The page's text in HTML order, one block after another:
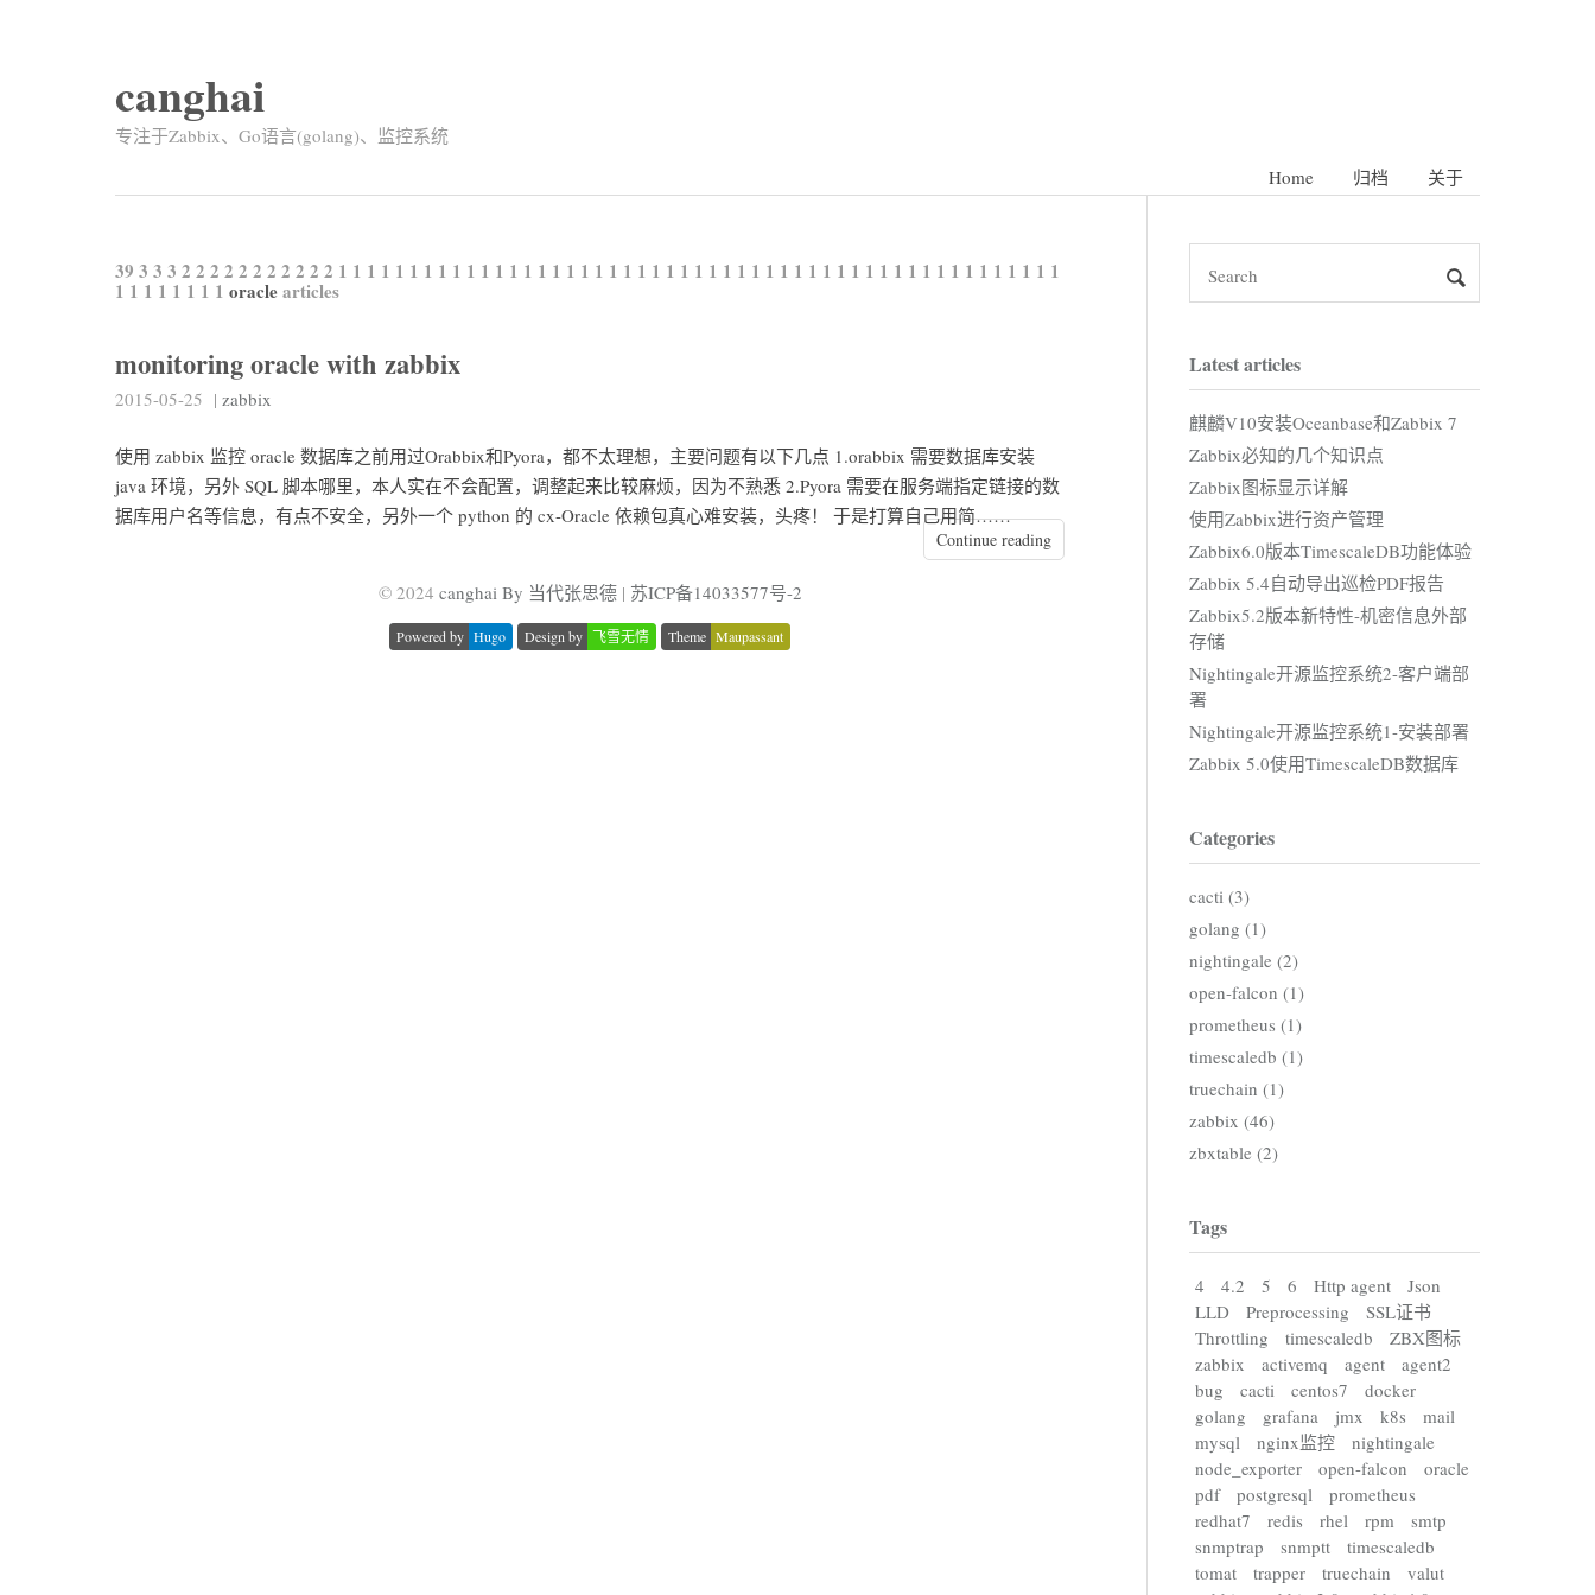
canghai
专注于Zabbix、Go语言(golang)、监控系统
Home
归档 关于
39 3 3 3 2 2 2 2 2 2 2 2 2 2 2 1 1 1 1 1 1 1 1 1 1 1 1 1 1 1 1 1 1 1 1 1 1 1 1 1 1 1 1 1 1 1 1 1 1 1 1 1 1 1 1 1 1 1 1 1 1 1 1 1 1 1
1 1 1 1 1 1 1 1 oraclearticles
monitoring oracle with zabbix
2015-05-25 | zabbix
使用 zabbix 监控 oracle 数据库之前用过Orabbix和Pyora，都不太理想，主要问题有以下几点 1.orabbix 需要数据库安装
java 环境，另外 SQL 脚本哪里，本人实在不会配置，调整起来比较麻烦，因为不熟悉 2.Pyora 需要在服务端指定链接的数
据库用户名等信息，有点不安全，另外一个 python 的 cx-Oracle 依赖包真心难安装，头疼！ 于是打算自己用简……
Continue reading
© 2024 canghai By 当代张思德| 苏ICP备14033577号-2
Powered by Hugo Design by 飞雪无情 Theme Maupassant
Latest articles
麒麟V10安装Oceanbase和Zabbix 7
Zabbix必知的几个知识点
Zabbix图标显示详解
使用Zabbix进行资产管理
Zabbix6.0版本TimescaleDB功能体验
Zabbix 5.4自动导出巡检PDF报告
Zabbix5.2版本新特性-机密信息外部
存储
Nightingale开源监控系统2-客户端部
署
Nightingale开源监控系统1-安装部署
Zabbix 5.0使用TimescaleDB数据库
Categories
cacti (3)
golang (1)
nightingale (2)
open-falcon (1)
prometheus (1)
timescaledb (1)
truechain (1)
zabbix (46)
zbxtable (2)
Tags
4 4.2 5 6 Http agent
Json
LLD
Preprocessing
SSL证书
Throttling
timescaledb
ZBX图标
zabbix
activemq agent
agent2
bug
cacti centos7
docker
golang
grafana jmx k8s
mail
mysql
nginx监控
nightingale
node_exporter
open-falcon
oracle
pdf
postgresql
prometheus
redhat7
redis rhel rpm
smtp
snmptrap
snmptt
timescaledb
tomat
trapper truechain
valut